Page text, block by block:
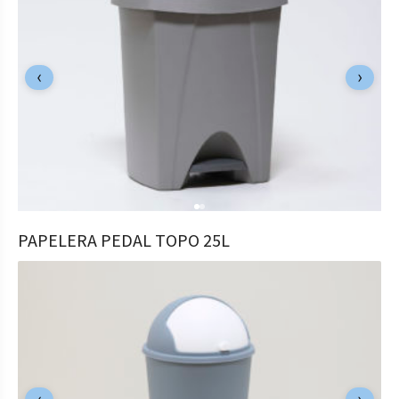
‹ ›
COMPRAR
PAPELERA PEDAL TOPO 25L